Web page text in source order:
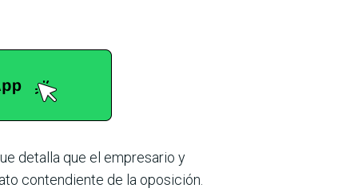
detalla que el empresario y
contendiente de la oposición.